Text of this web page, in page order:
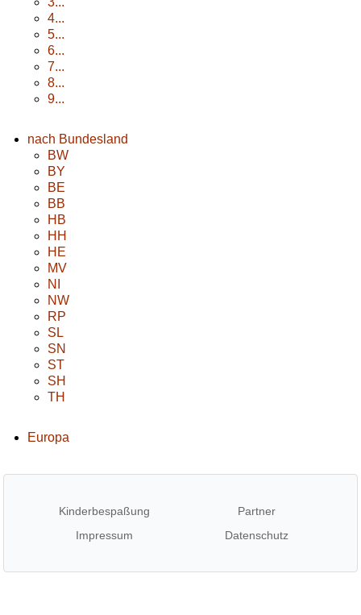
4...
5...
6...
7...
8...
9...
nach Bundesland
BW
BY
BE
BB
HB
HH
HE
MV
NI
NW
RP
SL
SN
ST
SH
TH
Europa
Kinderbespaßung
Partner
Impressum
Datenschutz